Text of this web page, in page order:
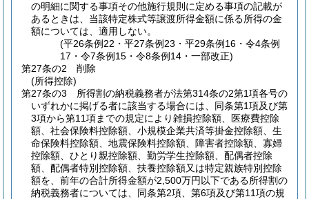
の明細に関する事項その他施行規則に定める事項の記載が
あるときは、当該特定株式等譲渡所得金額に係る所得の金
額については、適用しない。
(平26条例22・平27条例23・平29条例16・令4条例
17・令7条例15・令8条例14・一部改正)
第27条の2
削除
(所得控除)
第27条の3
所得割の納税義務者が法第314条の2第1項各号の
いずれかに掲げる者に該当する場合には、同条第1項及び第
3項から第11項までの規定により雑損控除額、医療費控除
額、社会保険料控除額、小規模企業共済等掛金控除額、生
命保険料控除額、地震保険料控除額、障害者控除額、寡婦
控除額、ひとり親控除額、勤労学生控除額、配偶者控除
額、配偶者特別控除額、扶養控除額又は特定親族特別控除
額を、前年の合計所得金額が2,500万円以下である所得割の
納税義務者については、同条第2項、第6項及び第11項の規